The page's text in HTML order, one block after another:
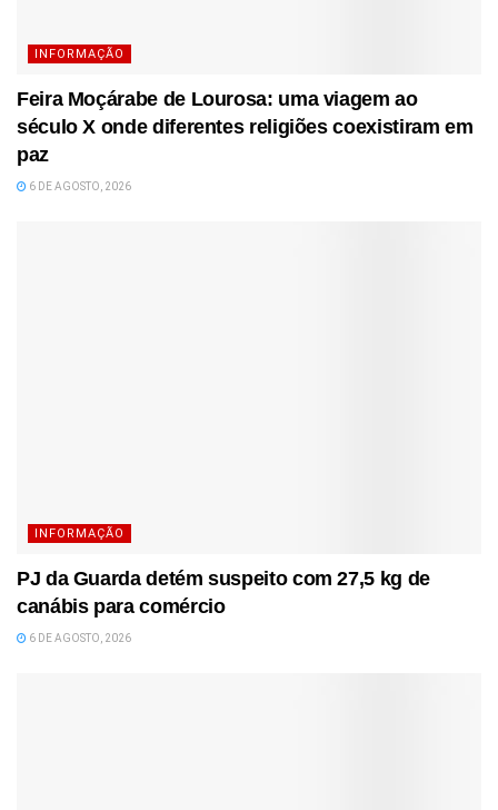
INFORMAÇÃO
Feira Moçárabe de Lourosa: uma viagem ao
século X onde diferentes religiões coexistiram em
paz
6 DE AGOSTO, 2026
INFORMAÇÃO
PJ da Guarda detém suspeito com 27,5 kg de
canábis para comércio
6 DE AGOSTO, 2026